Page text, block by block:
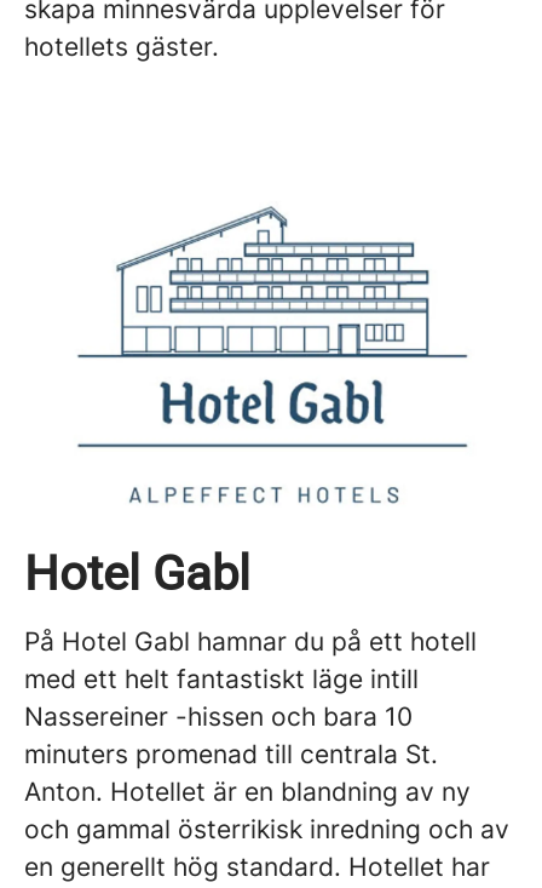
skapa minnesvärda upplevelser för
hotellets gäster.
Hotel Gabl
På Hotel Gabl hamnar du på ett hotell
med ett helt fantastiskt läge intill
Nassereiner -hissen och bara 10
minuters promenad till centrala St.
Anton. Hotellet är en blandning av ny
och gammal österrikisk inredning och av
en generellt hög standard. Hotellet har